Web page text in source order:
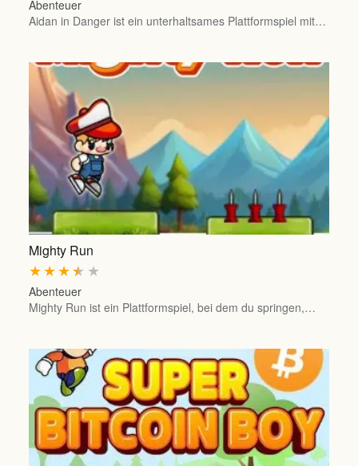
Abenteuer
Aidan in Danger ist ein unterhaltsames Plattformspiel mit…
Mighty Run
★
★
★
★
★
Abenteuer
Mighty Run ist ein Plattformspiel, bei dem du springen,…